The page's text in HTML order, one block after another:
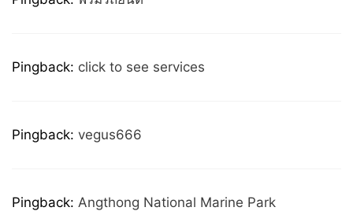
Pingback: click to see services
Pingback: vegus666
Pingback: Angthong National Marine Park